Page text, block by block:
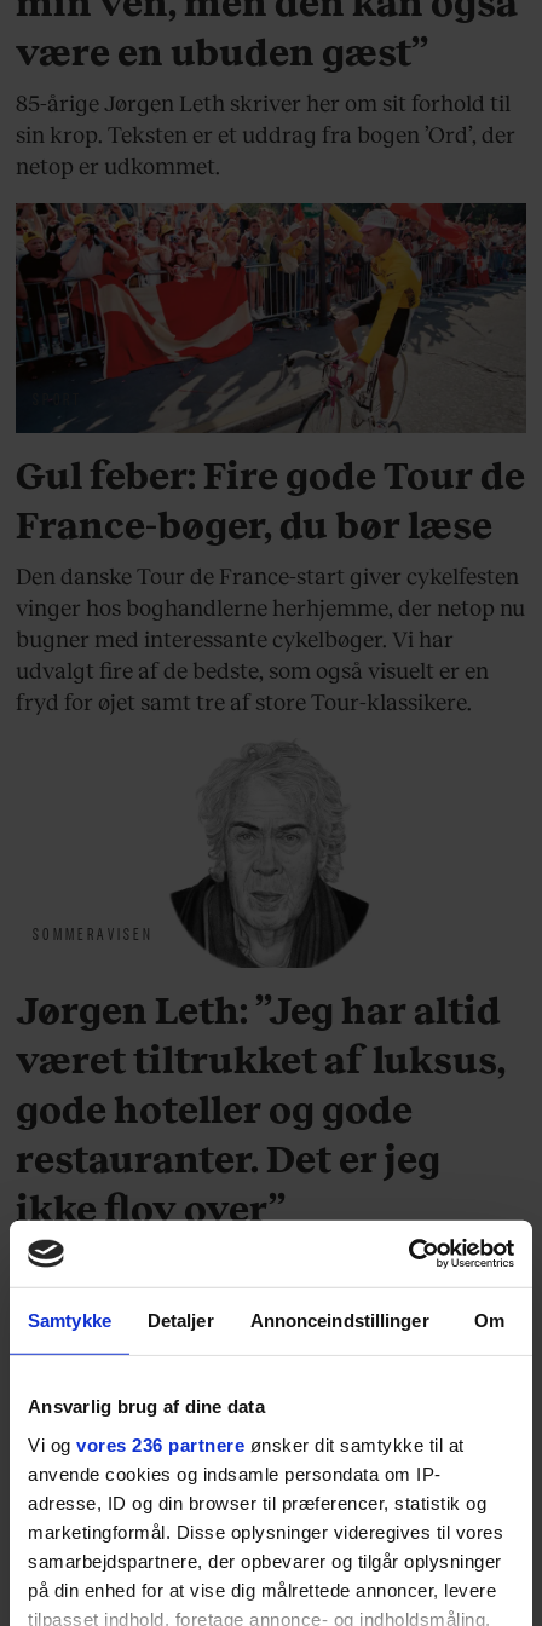
Samtykke Detaljer Annonceindstillinger Om
Ansvarlig brug af dine data
Vi og vores 236 partnere ønsker dit samtykke til at
anvende cookies og indsamle persondata om IP-
adresse, ID og din browser til præferencer, statistik og
marketingformål. Disse oplysninger videregives til vores
samarbejdspartnere, der opbevarer og tilgår oplysninger
på din enhed for at vise dig målrettede annoncer, levere
tilpasset indhold, foretage annonce- og indholdsmåling,
være en ubuden gæst”
85-årige Jørgen Leth skriver her om sit forhold til
sin krop. Teksten er et uddrag fra bogen ’Ord’, der
netop er udkommet.
SPORT
Gul feber: Fire gode Tour de
France-bøger, du bør læse
Den danske Tour de France-start giver cykelfesten
vinger hos boghandlerne herhjemme, der netop nu
bugner med interessante cykelbøger. Vi har
udvalgt fire af de bedste, som også visuelt er en
fryd for øjet samt tre af store Tour-klassikere.
SOMMERAVISEN
Jørgen Leth: ”Jeg har altid
været tiltrukket af luksus,
gode hoteller og gode
restauranter. Det er jeg
ikke flov over”
Jørgen Leth, den 84-årige journalist, filmskaber,
cykelkommentator, forfatter og digter, fortæller
om skriveblokeringer, om at flyve på businessclass
og om at møde en kvinde fra sin fortid.